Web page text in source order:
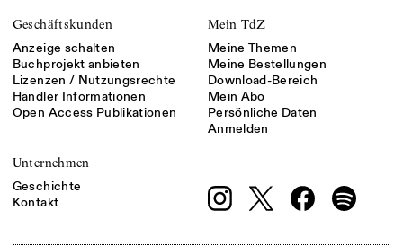
Geschäftskunden
Anzeige schalten
Buchprojekt anbieten
Lizenzen / Nutzungsrechte
Händler Informationen
Open Access Publikationen
Mein TdZ
Meine Themen
Meine Bestellungen
Download-Bereich
Mein Abo
Persönliche Daten
Anmelden
Unternehmen
Geschichte
Kontakt